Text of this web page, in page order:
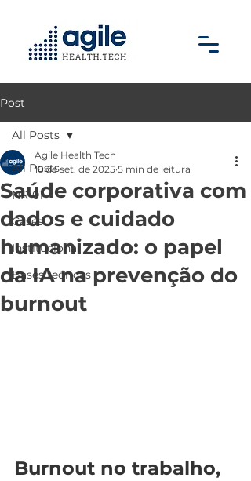
Post
All Posts
NR-01
Cases
Institucional
Bases teóricas
All Posts
Saúde corporativa com
dados e cuidado
humanizado: o papel
da IA na prevenção do
burnout
Agile Health Tech
16 de set. de 2025 5 min de leitura
Burnout no trabalho,